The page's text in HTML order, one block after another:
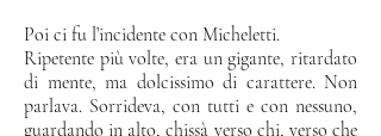
Poi ci fu l’incidente con Micheletti.
Ripetente più volte, era un gigante, ritardato
di mente, ma dolcissimo di carattere. Non
parlava. Sorrideva, con tutti e con nessuno,
guardando in alto, chissà verso chi, verso che